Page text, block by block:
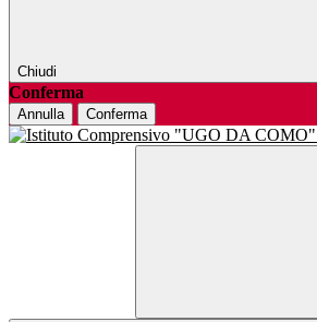
Chiudi
Conferma
Annulla Conferma